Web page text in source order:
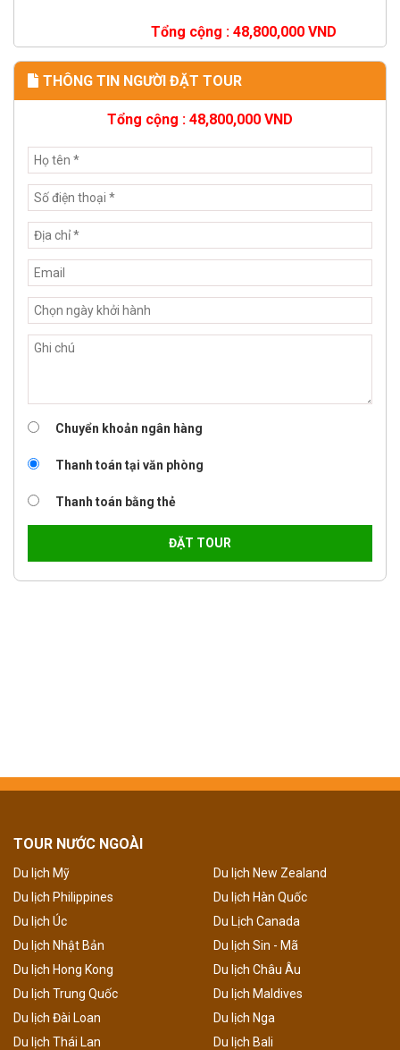
Tổng cộng : 48,800,000 VND
THÔNG TIN NGƯỜI ĐẶT TOUR
Tổng cộng : 48,800,000 VND
Chuyển khoản ngân hàng
Thanh toán tại văn phòng
Thanh toán bằng thẻ
ĐẶT TOUR
TOUR NƯỚC NGOÀI
Du lịch Mỹ
Du lịch New Zealand
Du lịch Philippines
Du lịch Hàn Quốc
Du lịch Úc
Du Lịch Canada
Du lịch Nhật Bản
Du lịch Sin - Mã
Du lịch Hong Kong
Du lịch Châu Âu
Du lịch Trung Quốc
Du lịch Maldives
Du lịch Đài Loan
Du lịch Nga
Du lịch Thái Lan
Du lịch Bali